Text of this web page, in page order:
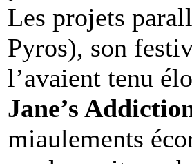
Les projets
Pyros), son
l’avaient tenu
Jane’s
miaulements